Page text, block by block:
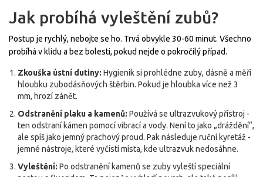
Jak probíhá vyleštění zubů?
Postup je rychlý, nebojte se ho. Trvá obvykle 30-60 minut. Všechno
probíhá v klidu a bez bolesti, pokud nejde o pokročilý případ.
Zkouška ústní dutiny: Hygienik si prohlédne zuby, dásně a měří
hloubku zubodásňových štěrbin. Pokud je hloubka více než 3
mm, hrozí zánět.
Odstranění plaku a kamenů: Používá se ultrazvukový přístroj -
ten odstraní kámen pomocí vibrací a vody. Není to jako „dráždění“,
ale spíš jako jemný prachový proud. Pak následuje ruční kyretáž -
jemné nástroje, které vyčistí místa, kde ultrazvuk nedosáhne.
Vyleštění: Po odstranění kamenů se zuby vyleští speciální